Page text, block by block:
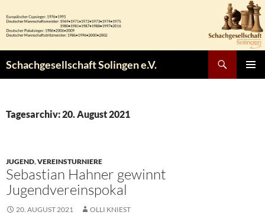
Inhalt
springen
Schachgesellschaft Solingen e.V.
Tagesarchiv: 20. August 2021
JUGEND,VEREINSTURNIERE
Sebastian Hahner gewinnt
Jugendvereinspokal
20. AUGUST 2021 OLLI KNIEST